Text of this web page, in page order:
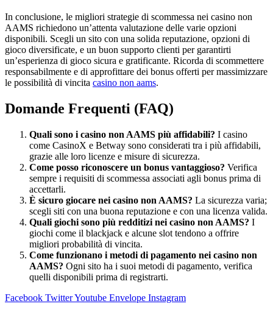
In conclusione, le migliori strategie di scommessa nei casino non
AAMS richiedono un’attenta valutazione delle varie opzioni
disponibili. Scegli un sito con una solida reputazione, opzioni di
gioco diversificate, e un buon supporto clienti per garantirti
un’esperienza di gioco sicura e gratificante. Ricorda di scommettere
responsabilmente e di approfittare dei bonus offerti per massimizzare
le possibilità di vincita casino non aams.
Domande Frequenti (FAQ)
Quali sono i casino non AAMS più affidabili? I casino
come CasinoX e Betway sono considerati tra i più affidabili,
grazie alle loro licenze e misure di sicurezza.
Come posso riconoscere un bonus vantaggioso? Verifica
sempre i requisiti di scommessa associati agli bonus prima di
accettarli.
È sicuro giocare nei casino non AAMS? La sicurezza varia;
scegli siti con una buona reputazione e con una licenza valida.
Quali giochi sono più redditizi nei casino non AAMS? I
giochi come il blackjack e alcune slot tendono a offrire
migliori probabilità di vincita.
Come funzionano i metodi di pagamento nei casino non
AAMS? Ogni sito ha i suoi metodi di pagamento, verifica
quelli disponibili prima di registrarti.
Facebook TwitterYoutube Envelope Instagram